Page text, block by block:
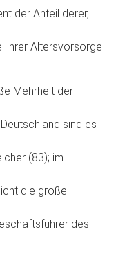
der Anteil derer,
ihrer Altersvorsorge
Mehrheit der
sind es
(83); im
die große
des